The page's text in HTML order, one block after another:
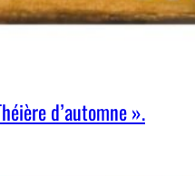
d’automne ».